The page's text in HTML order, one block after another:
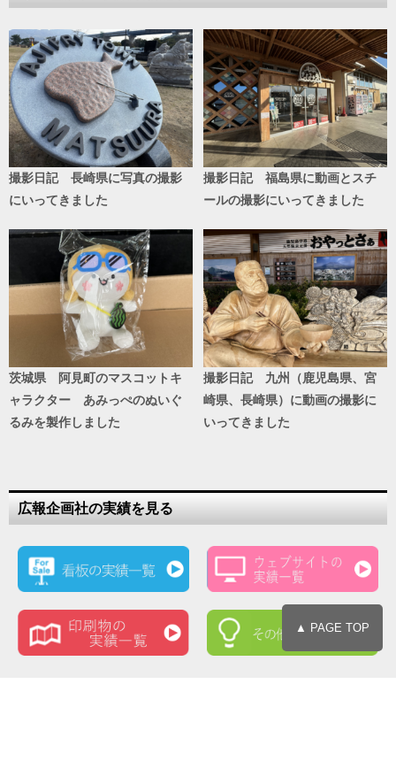
撮影日記 長崎県に写真の撮影
にいってきました
撮影日記 福島県に動画とスチ
ールの撮影にいってきました
茨城県 阿見町のマスコットキ
ャラクター あみっぺのぬいぐ
るみを製作しました
撮影日記 九州（鹿児島県、宮
崎県、長崎県）に動画の撮影に
いってきました
広報企画社の実績を見る
▲ PAGE TOP